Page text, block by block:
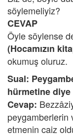
söylemeliyiz?
CEVAP
Öyle söylense
(Hocamızın
okumuş oluruz.
Sual:
hürmetine
Cevap:
peygamberlerin
etmenin caiz